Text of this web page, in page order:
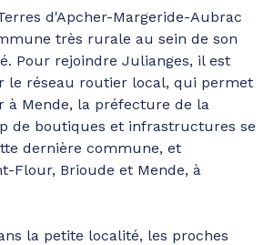
d'Apcher-Margeride-Aubrac
très rurale au sein de son
Pour rejoindre Julianges, il est
le réseau routier local, qui permet
à Mende, la préfecture de la
de boutiques et infrastructures se
dernière commune, et
Flour, Brioude et Mende, à
la petite localité, les proches